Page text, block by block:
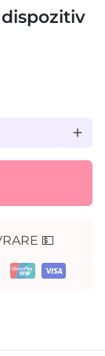
dispozitiv
add
💵